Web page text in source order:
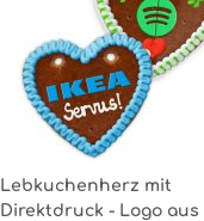
Lebkuchenherz mit
Direktdruck - Logo aus